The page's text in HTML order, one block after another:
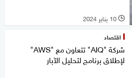
l 10 يناير 2024
اقتصاد
شركة "AIQ" تتعاون مع "AWS"
لإطلاق برنامج لتحليل الآبار